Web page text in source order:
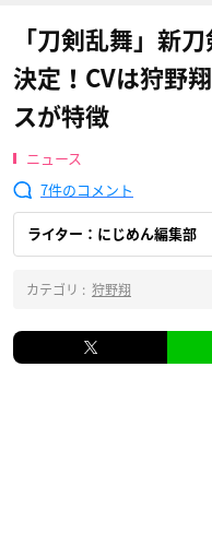
「刀剣乱舞」新
決定！CVは狩野
スが特徴
ニュース
7
ライター：にじめん編集部
カテゴリ : 狩野翔